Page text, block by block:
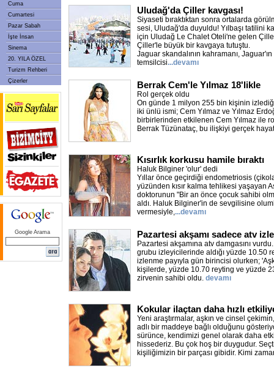
Cuma
Cumartesi
Pazar Sabah
İşte İnsan
Sinema
20. YILA ÖZEL
Turizm Rehberi
Çizerler
Google Arama
Uludağ'da Çiller kavgası!
Siyaseti bıraktıktan sonra ortalarda
sesi, Uludağ'da duyuldu! Yılbaşı tatilini
için Uludağ Le Chalet Oteli'ne gelen
Çiller'le büyük bir kavgaya tutuştu.
Jaguar skandalının kahramanı,
temsilcisi...devamı
Berrak Cem'le Yılmaz 18'likle
Rol gerçek oldu
On günde 1 milyon 255 bin kişinin
iki ünlü ismi; Cem Yılmaz ve Yılmaz
birbirlerinden etkilenen Cem Yılmaz ile
Berrak Tüzünataç, bu ilişkiyi gerçek
Kısırlık korkusu hamile bıraktı
Haluk Bilginer 'olur' dedi
Yıllar önce geçirdiği endometriosis
yüzünden kısır kalma tehlikesi yaşayan
doktorunun "Bir an önce çocuk sahibi
aldı. Haluk Bilginer'in de sevgilisine
vermesiyle,...devamı
Pazartesi akşamı sadece atv
Pazartesi akşamına atv damgasını
grubu izleyicilerinde aldığı yüzde 10.50
izlenme payıyla gün birincisi olurken;
kişilerde, yüzde 10.70 reyting ve yüzde
zirvenin sahibi oldu. devamı
Kokular ilaçtan daha hızlı
Yeni araştırmalar, aşkın ve cinsel
adlı bir maddeye bağlı olduğunu
sürünce, kendimizi genel olarak daha
hissederiz. Bu çok hoş bir duygudur.
kişiliğimizin bir parçası gibidir. Kimi